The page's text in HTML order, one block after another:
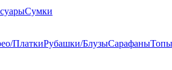
Сумки
ПлаткиРубашки/БлузыСарафаны